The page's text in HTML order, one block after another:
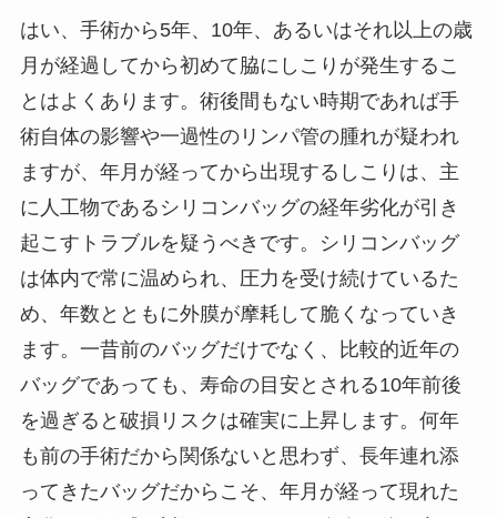
はい、手術から5年、10年、あるいはそれ以上の歳
月が経過してから初めて脇にしこりが発生するこ
とはよくあります。術後間もない時期であれば手
術自体の影響や一過性のリンパ管の腫れが疑われ
ますが、年月が経ってから出現するしこりは、主
に人工物であるシリコンバッグの経年劣化が引き
起こすトラブルを疑うべきです。シリコンバッグ
は体内で常に温められ、圧力を受け続けているた
め、年数とともに外膜が摩耗して脆くなっていき
ます。一昔前のバッグだけでなく、比較的近年の
バッグであっても、寿命の目安とされる10年前後
を過ぎると破損リスクは確実に上昇します。何年
も前の手術だから関係ないと思わず、長年連れ添
ってきたバッグだからこそ、年月が経って現れた